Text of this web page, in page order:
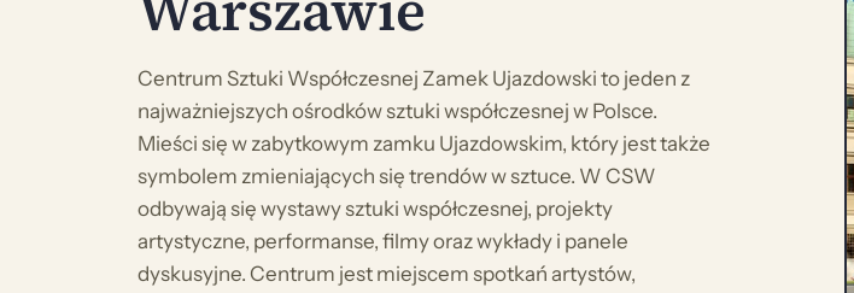
Centrum Sztuki Współczesnej Zamek Ujazdowski to jeden z
najważniejszych ośrodków sztuki współczesnej w Polsce.
Mieści się w zabytkowym zamku Ujazdowskim, który jest także
symbolem zmieniających się trendów w sztuce. W CSW
odbywają się wystawy sztuki współczesnej, projekty
artystyczne, performanse, filmy oraz wykłady i panele
dyskusyjne. Centrum jest miejscem spotkań artystów,